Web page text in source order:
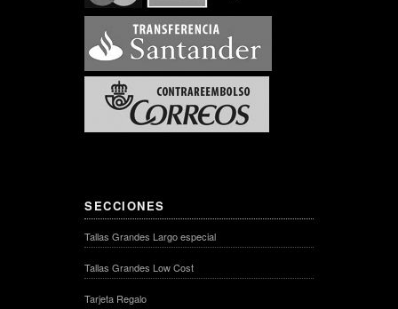
SECCIONES
Tallas Grandes Largo especial
Tallas Grandes Low Cost
Tarjeta Regalo